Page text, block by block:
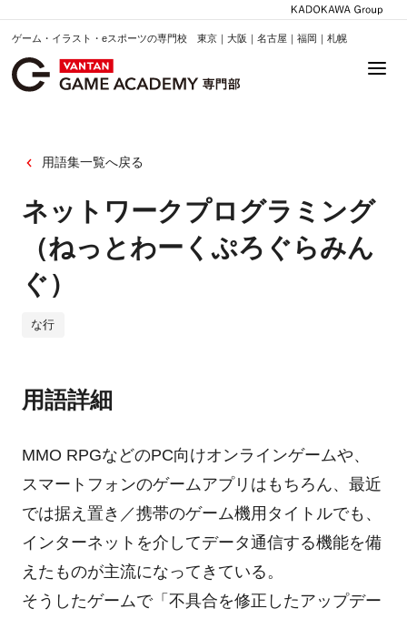
ゲーム・イラスト・eスポーツの専門校 東京｜大阪｜名古屋｜福岡｜札幌
用語集一覧へ戻る
ネットワークプログラミング
（ねっとわーくぷろぐらみん
ぐ）
な行
用語詳細
MMO RPGなどのPC向けオンラインゲームや、
スマートフォンのゲームアプリはもちろん、最近
では据え置き／携帯のゲーム機用タイトルでも、
インターネットを介してデータ通信する機能を備
えたものが主流になってきている。
そうしたゲームで「不具合を修正したアップデー